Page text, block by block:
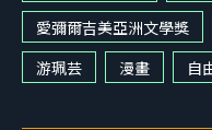
愛彌爾吉美亞洲文學獎
游珮芸
漫畫 自